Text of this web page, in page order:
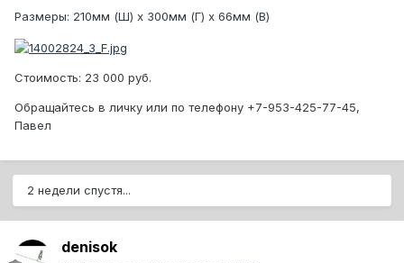
Размеры: 210мм (Ш) x 300мм (Г) x 66мм (В)
Стоимость: 23 000 руб.
Обращайтесь в личку или по телефону +7-953-425-77-45,
Павел
2 недели спустя...
denisok